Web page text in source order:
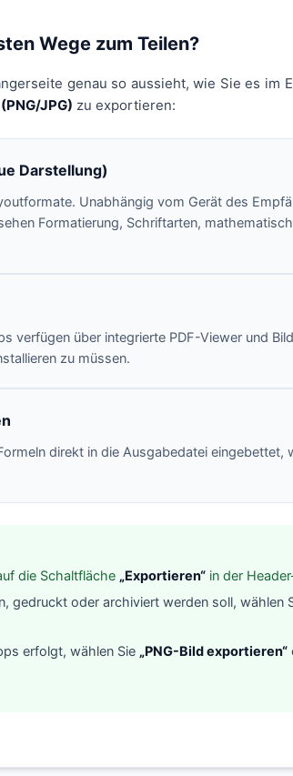
Wege zum Teilen?
genau so aussieht, wie Sie es im
JPG) zu exportieren:
Darstellung)
Unabhängig vom Gerät des
Formatierung, Schriftarten,
verfügen über integrierte PDF-Viewer und
zu müssen.
direkt in die Ausgabedatei
die Schaltfläche „Exportieren“ in der
gedruckt oder archiviert werden soll, wählen
erfolgt, wählen Sie „PNG-Bild exportieren“